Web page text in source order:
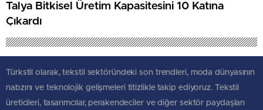
Talya Bitkisel Üretim Kapasitesini 10 Katına
Çıkardı
Türkstil olarak, tekstil sektöründeki son trendleri, moda dünyasının
nabzını ve teknolojik gelişmeleri titizlikle takip ediyoruz. Tekstil
üreticileri, tasarımcılar, perakendeciler ve diğer sektör paydaşları